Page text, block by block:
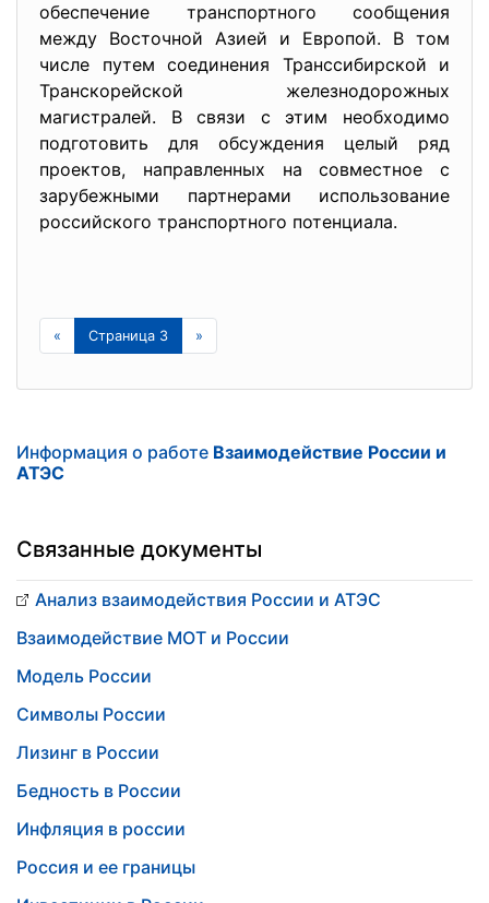
обеспечение транспортного сообщения
между Восточной Азией и Европой. В том
числе путем соединения Транссибирской и
Транскорейской железнодорожных
магистралей. В связи с этим необходимо
подготовить для обсуждения целый ряд
проектов, направленных на совместное с
зарубежными партнерами использование
российского транспортного потенциала.
« Страница 3 »
Информация о работе Взаимодействие России и
АТЭС
Связанные документы
Анализ взаимодействия России и АТЭС
Взаимодействие МОТ и России
Модель России
Символы России
Лизинг в России
Бедность в России
Инфляция в россии
Россия и ее границы